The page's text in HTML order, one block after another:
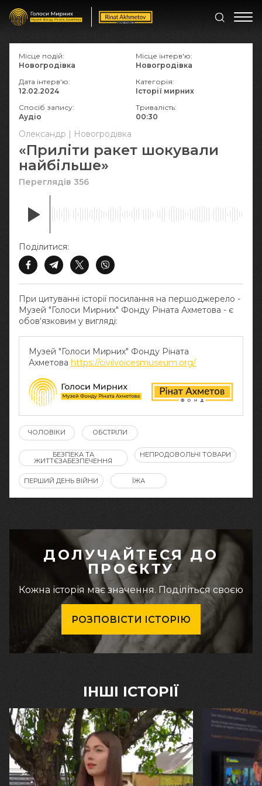
Олександр | Новогродівка
«Приліти ракет шокували
найбільше»
Переглядів 356
При цитуванні історії посилання на першоджерело -
Музей "Голоси Мирних" Фонду Ріната Ахметова - є
обов‘язковим у вигляді:
Музей "Голоси Мирних" Фонду Ріната
Ахметова https://civilvoicesmuseum.org/
Поділитися:
Місце подій:
Новогродівка
Місце інтерв'ю:
Новогродівка
Дата інтерв'ю:
12.02.2024
Категорія:
Історії мирних
Спосіб запису:
Аудіо
Тривалість:
00:30
ЧОЛОВІКИ ОБСТРІЛИ
БЕЗПЕКА ТА
ЖИТТЄЗАБЕЗПЕЧЕННЯ
НЕПРОДОВОЛЬЧІ ТОВАРИ
ПЕРШИЙ ДЕНЬ ВІЙНИ ЇЖА
ДОЛУЧАЙТЕСЯ ДО
ПРОЄКТУ
Кожна історія має значення. Поділіться своєю
РОЗПОВІСТИ ІСТОРІЮ
ІНШІ ІСТОРІЇ